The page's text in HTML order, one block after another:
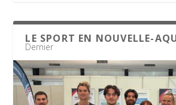
LE SPORT EN NOUVELLE-
Dernier